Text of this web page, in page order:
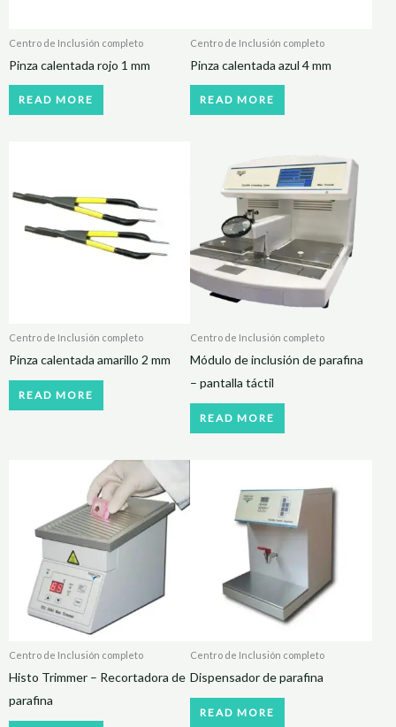
Centro de Inclusión completo
Pinza calentada rojo 1 mm
READ MORE
Centro de Inclusión completo
Pinza calentada azul 4 mm
READ MORE
Centro de Inclusión completo
Pinza calentada amarillo 2 mm
READ MORE
Centro de Inclusión completo
Módulo de inclusión de parafina
– pantalla táctil
READ MORE
Centro de Inclusión completo
Histo Trimmer – Recortadora de
parafina
Centro de Inclusión completo
Dispensador de parafina
READ MORE